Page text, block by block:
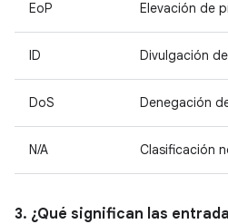
EoP Elevación de
ID Divulgación
DoS Denegación
N/A Clasificación
3. ¿Qué significan las